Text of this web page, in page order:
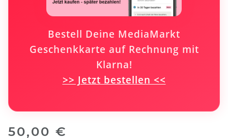
Bestell Deine MediaMarkt
Geschenkkarte auf Rechnung mit
Klarna!
>> Jetzt bestellen <<
50,00 €